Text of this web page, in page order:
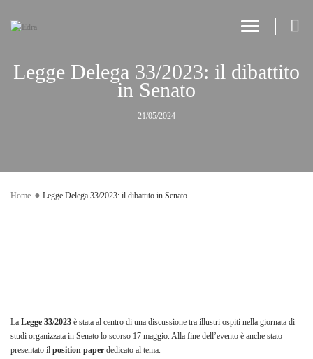
Toggle
Legge Delega 33/2023: il dibattito
in Senato
21/05/2024
Home Legge Delega 33/2023: il dibattito in Senato
La Legge 33/2023 è stata al centro di una discussione tra illustri ospiti nella giornata di
studi organizzata in Senato lo scorso 17 maggio. Alla fine dell’evento è anche stato
presentato il position paper dedicato al tema.